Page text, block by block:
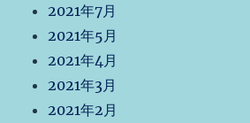
2021年7月
2021年5月
2021年4月
2021年3月
2021年2月